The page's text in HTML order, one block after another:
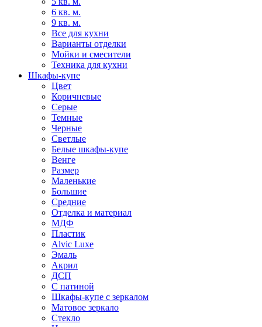
6 кв. м.
9 кв. м.
Все для кухни
Варианты отделки
Мойки и смесители
Техника для кухни
Шкафы-купе
Цвет
Коричневые
Серые
Темные
Черные
Светлые
Белые шкафы-купе
Венге
Размер
Маленькие
Большие
Средние
Отделка и материал
МДФ
Пластик
Alvic Luxe
Эмаль
Акрил
ДСП
С патиной
Шкафы-купе с зеркалом
Матовое зеркало
Стекло